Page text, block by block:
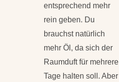
entsprechend mehr
rein geben. Du
brauchst natürlich
mehr Öl, da sich der
Raumduft für mehrere
Tage halten soll. Aber